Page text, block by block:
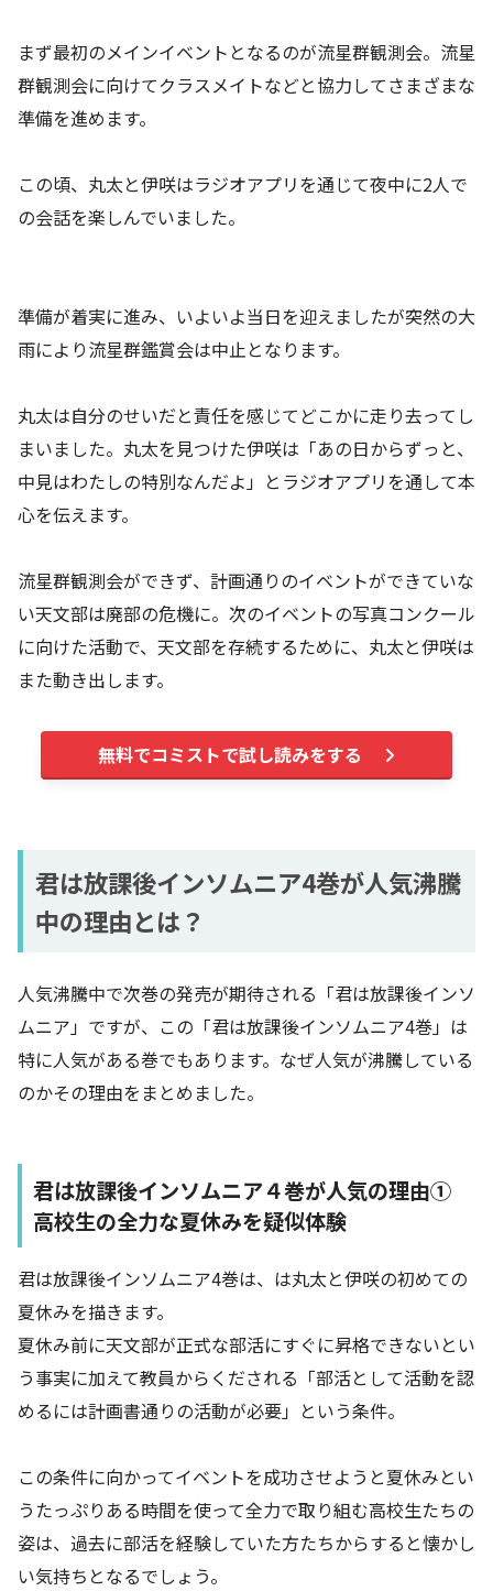
まず最初のメインイベントとなるのが流星群観測会。流星
群観測会に向けてクラスメイトなどと協力してさまざまな
準備を進めます。
この頃、丸太と伊咲はラジオアプリを通じて夜中に2人で
の会話を楽しんでいました。
準備が着実に進み、いよいよ当日を迎えましたが突然の大
雨により流星群鑑賞会は中止となります。
丸太は自分のせいだと責任を感じてどこかに走り去ってし
まいました。丸太を見つけた伊咲は「あの日からずっと、
中見はわたしの特別なんだよ」とラジオアプリを通して本
心を伝えます。
流星群観測会ができず、計画通りのイベントができていな
い天文部は廃部の危機に。次のイベントの写真コンクール
に向けた活動で、天文部を存続するために、丸太と伊咲は
また動き出します。
無料でコミストで試し読みをする
君は放課後インソムニア4巻が人気沸騰
中の理由とは？
人気沸騰中で次巻の発売が期待される「君は放課後インソ
ムニア」ですが、この「君は放課後インソムニア4巻」は
特に人気がある巻でもあります。なぜ人気が沸騰している
のかその理由をまとめました。
君は放課後インソムニア４巻が人気の理由①
高校生の全力な夏休みを疑似体験
君は放課後インソムニア4巻は、は丸太と伊咲の初めての
夏休みを描きます。
夏休み前に天文部が正式な部活にすぐに昇格できないとい
う事実に加えて教員からくだされる「部活として活動を認
めるには計画書通りの活動が必要」という条件。
この条件に向かってイベントを成功させようと夏休みとい
うたっぷりある時間を使って全力で取り組む高校生たちの
姿は、過去に部活を経験していた方たちからすると懐かし
い気持ちとなるでしょう。